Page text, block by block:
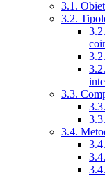
3.1.
3.2.
3.3.
3.4.